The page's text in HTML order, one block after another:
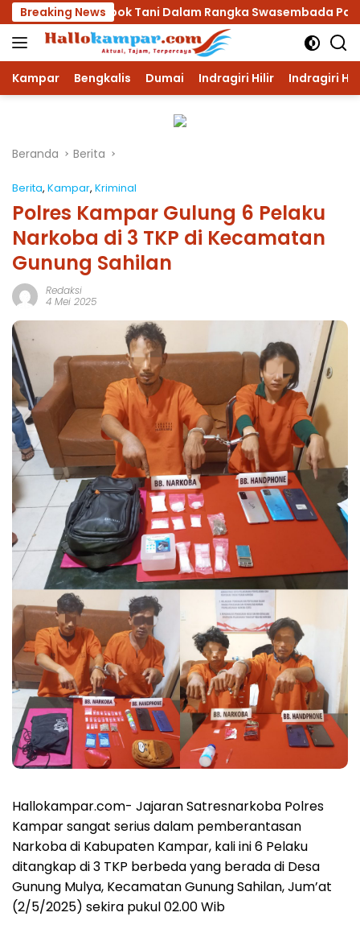
Langsung
ke
konten
Breaking NewsTani Dalam Rangka Swasembada Pangan
Kampar Bengkalis Dumai Indragiri Hilir Indragiri
Beranda Berita
Berita, Kampar, Kriminal
Polres Kampar Gulung 6 Pelaku
Narkoba di 3 TKP di Kecamatan
Gunung Sahilan
Redaksi
4 Mei 2025
Hallokampar.com- Jajaran Satresnarkoba Polres
Kampar sangat serius dalam pemberantasan
Narkoba di Kabupaten Kampar, kali ini 6 Pelaku
ditangkap di 3 TKP berbeda yang berada di Desa
Gunung Mulya, Kecamatan Gunung Sahilan, Jum’at
(2/5/2025) sekira pukul 02.00 Wib